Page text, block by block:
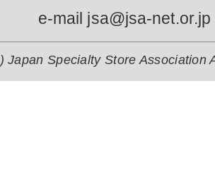
e-mail jsa@jsa-net.or.jp
Japan Specialty Store Association